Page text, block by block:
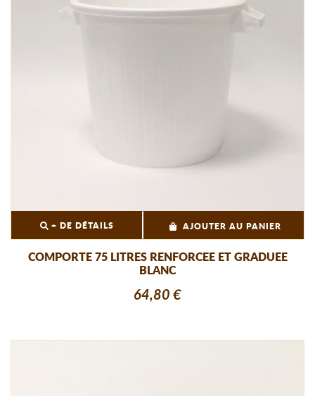
+ DE DÉTAILS AJOUTER AU PANIER
COMPORTE 75 LITRES RENFORCEE ET GRADUEE
BLANC
64,80 €